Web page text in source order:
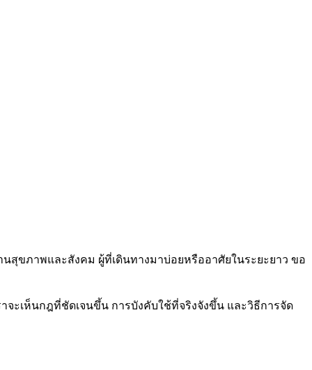
สุขภาพและสังคม ผู้ที่เดินทางมาบ่อยหรืออาศัยในระยะยาว ขอ
ะเห็นกฎที่ชัดเจนขึ้น การบังคับใช้ที่จริงจังขึ้น และวิธีการจัด